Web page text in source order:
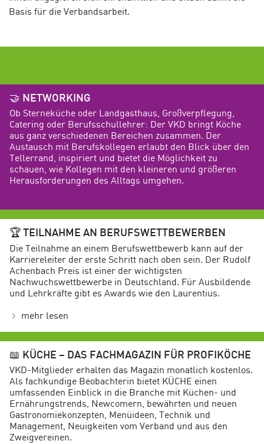
Basis für die Verbandsarbeit.
🤝 NETWORKING
Ob Sterneküche oder Landgasthaus, Großverpflegung,
Catering oder Berufsschullehrer: Der VKD bringt Köche
aus ganz verschiedenen Bereichen zusammen. Der
Austausch mit Berufskollegen erlaubt den Blick über den
Tellerrand, inspiriert und bietet die Möglichkeit zu
schauen, wie Kollegen mit den kleineren und größeren
Herausforderungen des Alltags umgehen.
🏆 TEILNAHME AN BERUFSWETTBEWERBEN
Die Teilnahme an einem Berufswettbewerb kann auf der
Karriereleiter der erste Schritt nach oben sein. Der Rudolf
Achenbach Preis ist einer der wichtigsten
Nachwuchswettbewerbe in Deutschland. Für Ausbildende
und Lehrkräfte gibt es Awards wie den Laurentius.
mehr lesen
📖 KÜCHE – DAS FACHMAGAZIN FÜR PROFIKÖCHE
VKD-Mitglieder erhalten das Magazin monatlich kostenlos.
Als fachkundige Beobachterin bietet KÜCHE einen
umfassenden Einblick in die Branche mit Küchen- und
Ernährungstrends, Newcomern, bewährten und neuen
Gastronomiekonzepten, Menüideen, Technik und
Management, Neuigkeiten vom Verband und aus den
Zweigvereinen.